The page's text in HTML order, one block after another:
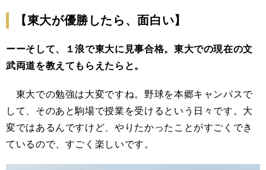
【東大が優勝したら、面白い】
ーーそして、１浪で東大に見事合格。東大での現在の文
武両道を教えてもらえたらと。
東大での勉強は大変ですね。野球を本郷キャンパスで
して、そのあと駒場で授業を受けるという日々です。大
変ではあるんですけど、やりたかったことがすごくでき
ているので、すごく楽しいです。